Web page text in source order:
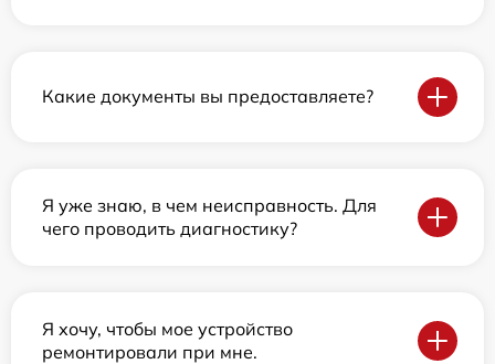
Какие документы вы предоставляете?
Я уже знаю, в чем неисправность. Для
чего проводить диагностику?
Я хочу, чтобы мое устройство
ремонтировали при мне.